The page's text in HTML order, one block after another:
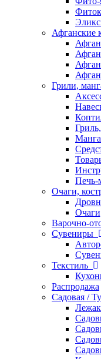
Афганские
Грили,
Печь-
Очаги,
Варочно-
Сувениры
Текстиль
Распродажа
Садовая /